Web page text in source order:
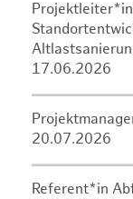
17.06.2026
20.07.2026
Referent*in